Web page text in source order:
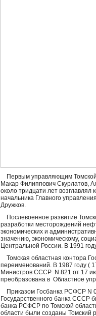
Первым управляющим Томской
Макар Филиппович Скурлатов,
около тридцати лет возглавлял
начальника Главного
Дружков.
Послевоенное развитие
разработки месторождений
экономических и
значению, экономическому,
Центральной России. В 1991
Томская областная контора
переименований. В 1987 году (
Министров СССР N 821 от 17
преобразована в Областное
Приказом Госбанка РСФСР N
Государственного банка СССР
банка РСФСР по Томской
области были созданы Томский